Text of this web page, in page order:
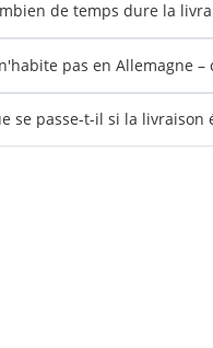
de temps dure la
pas en Allemagne
se passe-t-il si la livraison